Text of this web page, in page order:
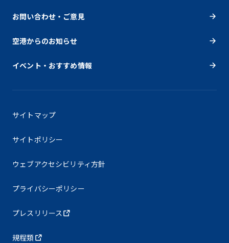
お問い合わせ・ご意見
空港からのお知らせ
イベント・おすすめ情報
サイトマップ
サイトポリシー
ウェブアクセシビリティ方針
プライバシーポリシー
プレスリリース
規程類